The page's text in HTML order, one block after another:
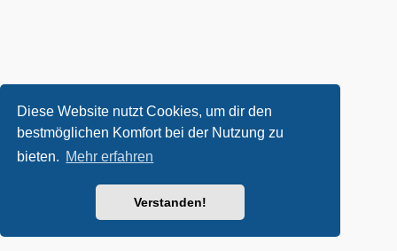
Diese Website nutzt Cookies, um dir den
bestmöglichen Komfort bei der Nutzung zu
bieten. Mehr erfahren
Verstanden!